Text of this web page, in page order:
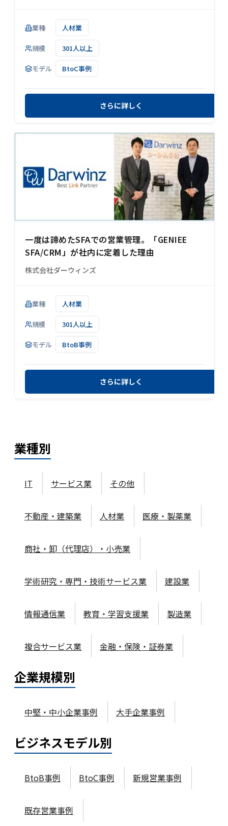
業種 人材業
規模 301人以上
モデル BtoC事例
さらに詳しく
一度は諦めたSFAでの営業管理。「GENIEE
SFA/CRM」が社内に定着した理由
株式会社ダーウィンズ
業種 人材業
規模 301人以上
モデル BtoB事例
さらに詳しく
業種別
IT サービス業 その他
不動産・建築業 人材業 医療・製薬業
商社・卸（代理店）・小売業
学術研究・専門・技術サービス業 建設業
情報通信業 教育・学習支援業 製造業
複合サービス業 金融・保険・証券業
企業規模別
中堅・中小企業事例 大手企業事例
ビジネスモデル別
BtoB事例 BtoC事例 新規営業事例
既存営業事例